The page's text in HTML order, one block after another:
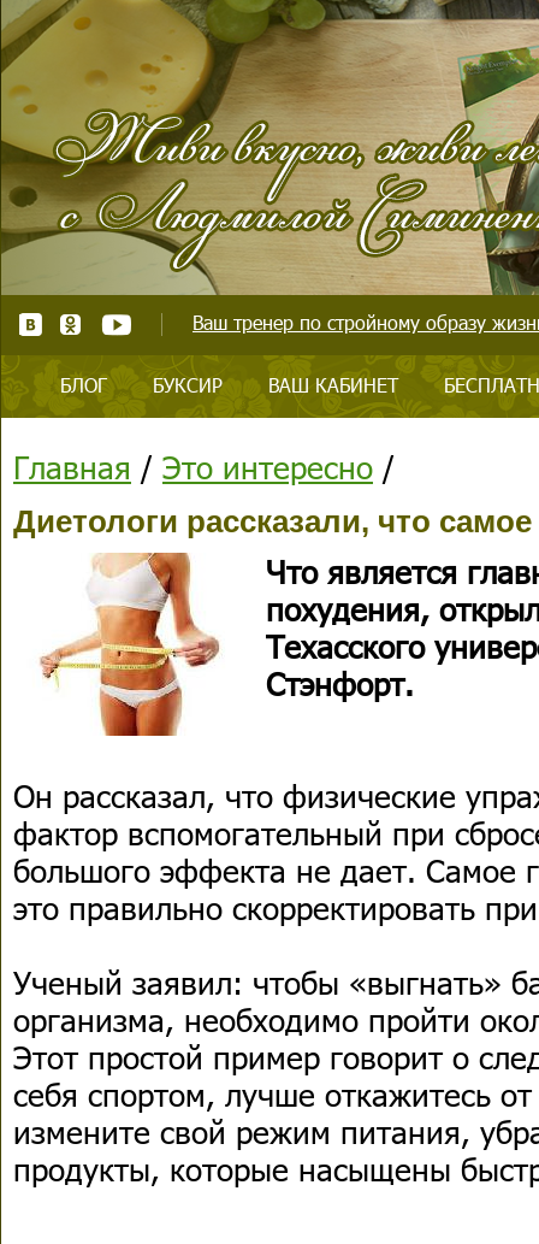
Ваш тренер по стройному образу
БЛОГ БУКСИР ВАШ КАБИНЕТ
Главная / Это интересно /
Диетологи рассказали, что
Что является
похудения,
Техасского
Стэнфорт.
Он рассказал, что физические
фактор вспомогательный при
большого эффекта не дает. Самое
это правильно скорректировать
Ученый заявил: чтобы «выгнать»
организма, необходимо пройти
Этот простой пример говорит о
себя спортом, лучше откажитесь
измените свой режим питания,
продукты, которые насыщены